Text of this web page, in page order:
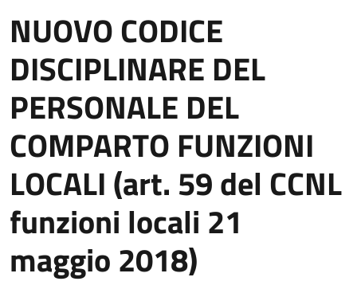
NUOVO CODICE
DISCIPLINARE DEL
PERSONALE DEL
COMPARTO FUNZIONI
LOCALI (art. 59 del CCNL
funzioni locali 21
maggio 2018)